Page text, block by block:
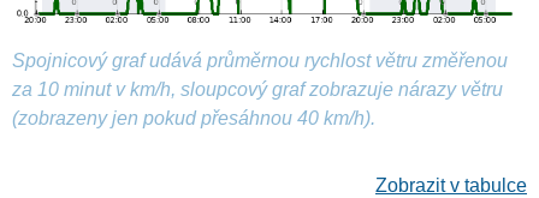
Spojnicový graf udává průměrnou rychlost větru změřenou
za 10 minut v km/h, sloupcový graf zobrazuje nárazy větru
(zobrazeny jen pokud přesáhnou 40 km/h).
Zobrazit v tabulce